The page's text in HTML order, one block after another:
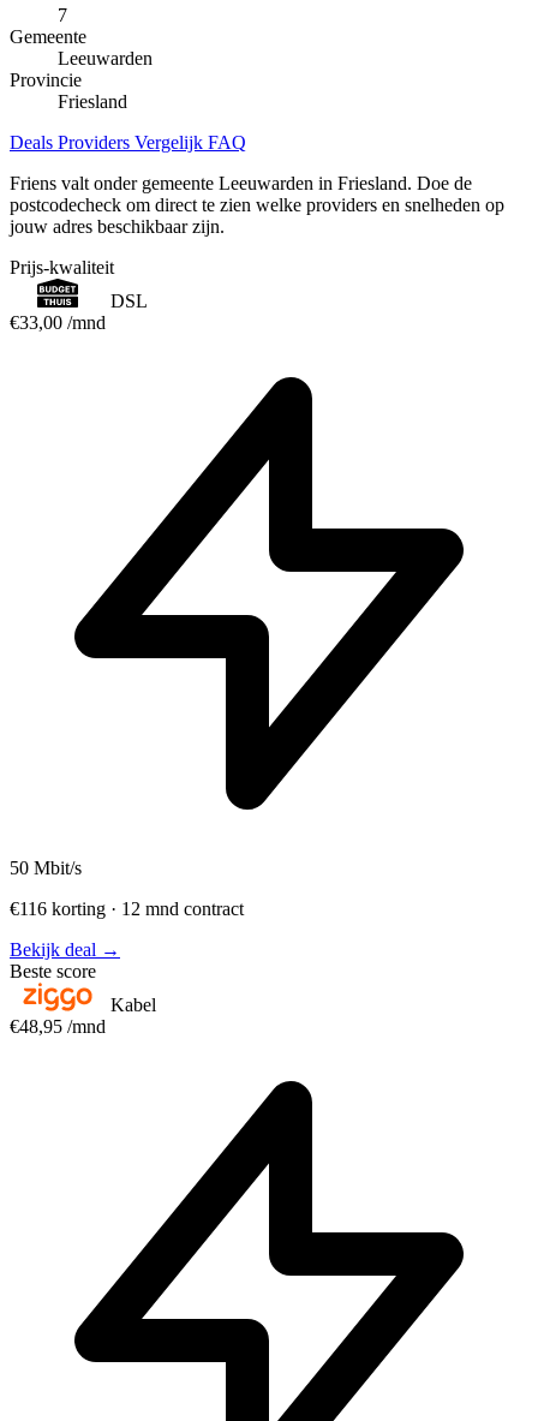
7
Gemeente
Leeuwarden
Provincie
Friesland
Deals Providers Vergelijk FAQ
Friens valt onder gemeente Leeuwarden in Friesland. Doe de
postcodecheck om direct te zien welke providers en snelheden op
jouw adres beschikbaar zijn.
Prijs-kwaliteit
DSL
€33,00 /mnd
50 Mbit/s
€116 korting · 12 mnd contract
Bekijk deal →
Beste score
Kabel
€48,95 /mnd